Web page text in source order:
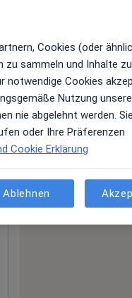
Cookies (oder
zu sammeln und Inhalte
notwendige Cookies
Nutzung
nie abgelehnt werden.
oder Ihre Präferenzen
Cookie Erklärung
Ablehnen